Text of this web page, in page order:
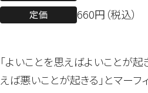
定価 660円（税込）
「よいことを思えばよいことが起
えば悪いことが起きる」とマー